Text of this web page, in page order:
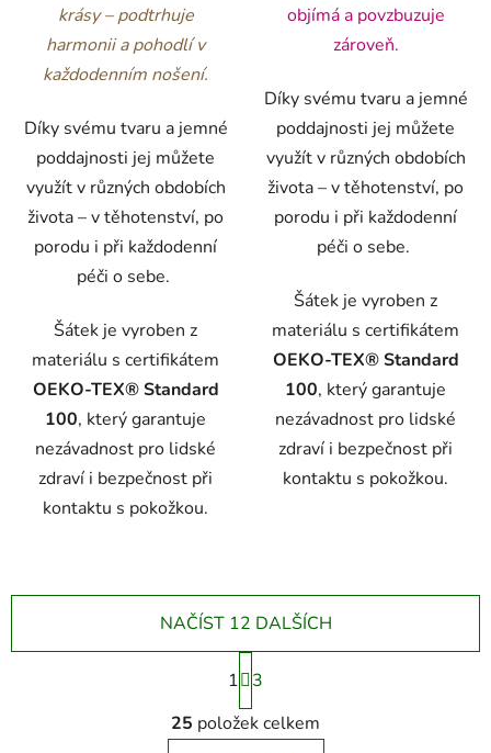
krásy – podtrhuje
harmonii a pohodlí v
každodenním nošení.
Díky svému tvaru a jemné
poddajnosti jej můžete
využít v různých obdobích
života – v těhotenství, po
porodu i při každodenní
péči o sebe.
Šátek je vyroben z
materiálu s certifikátem
OEKO-TEX® Standard
100, který garantuje
nezávadnost pro lidské
zdraví i bezpečnost při
kontaktu s pokožkou.
objímá a povzbuzuje
zároveň.
Díky svému tvaru a jemné
poddajnosti jej můžete
využít v různých obdobích
života – v těhotenství, po
porodu i při každodenní
péči o sebe.
Šátek je vyroben z
materiálu s certifikátem
OEKO-TEX® Standard
100, který garantuje
nezávadnost pro lidské
zdraví i bezpečnost při
kontaktu s pokožkou.
O
v
NAČÍST 12 DALŠÍCH
S
t
r
á
n
1
3
25 položek celkem